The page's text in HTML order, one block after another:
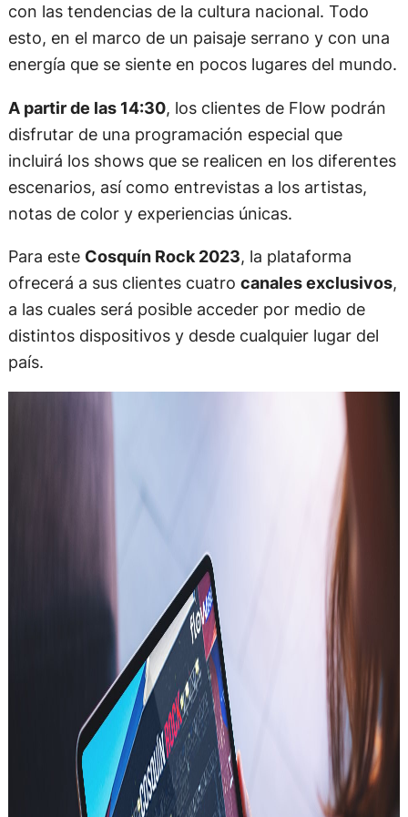
con las tendencias de la cultura nacional. Todo
esto, en el marco de un paisaje serrano y con una
energía que se siente en pocos lugares del mundo.
A partir de las 14:30, los clientes de Flow podrán
disfrutar de una programación especial que
incluirá los shows que se realicen en los diferentes
escenarios, así como entrevistas a los artistas,
notas de color y experiencias únicas.
Para este Cosquín Rock 2023, la plataforma
ofrecerá a sus clientes cuatro canales exclusivos,
a las cuales será posible acceder por medio de
distintos dispositivos y desde cualquier lugar del
país.